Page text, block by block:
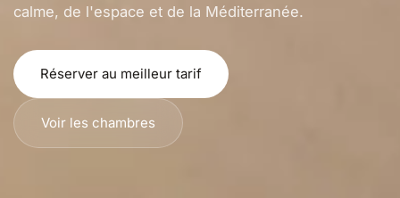
calme, de l'espace et de la Méditerranée.
Réserver au meilleur tarif
Voir les chambres